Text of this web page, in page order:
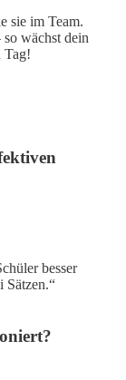
sie im Team.
wächst dein
Tag!
besser
Sätzen.“